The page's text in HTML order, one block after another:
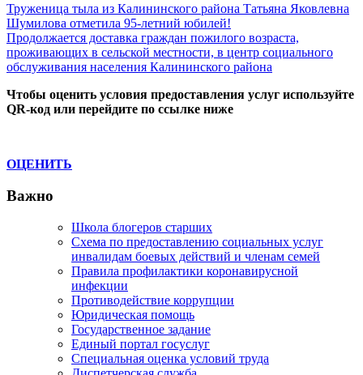
Навигация
по
записям
Previous
Post:
Труженица тыла из Калининского района Татьяна Яковлевна
Шумилова отметила 95-летний юбилей!
Next
Post:
Продолжается доставка граждан пожилого возраста,
проживающих в сельской местности, в центр социального
обслуживания населения Калининского района
Чтобы оценить условия предоставления услуг используйте
QR-код или перейдите по ссылке ниже
ОЦЕНИТЬ
Важно
Школа блогеров старших
Схема по предоставлению социальных услуг
инвалидам боевых действий и членам семей
Правила профилактики коронавирусной
инфекции
Противодействие коррупции
Юридическая помощь
Государственное задание
Единый портал госуслуг
Специальная оценка условий труда